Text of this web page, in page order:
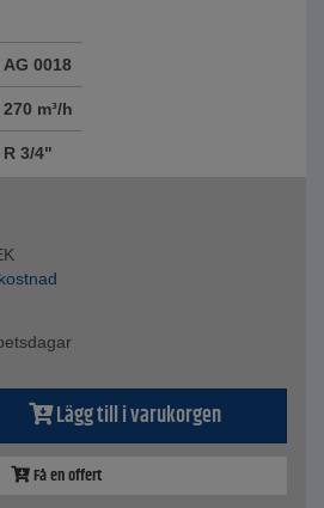
AG 0018
270 m³/h
R 3/4"
Lägg till i varukorgen
Få en offert